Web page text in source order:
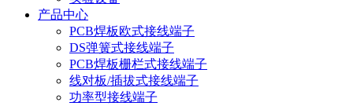
产品中心
PCB焊板欧式接线端子
DS弹簧式接线端子
PCB焊板栅栏式接线端子
线对板/插拔式接线端子
功率型接线端子